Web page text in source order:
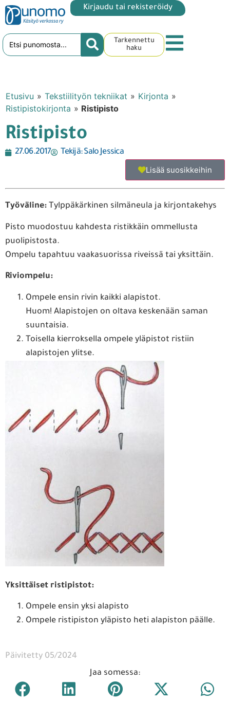
Kirjaudu tai rekisteröidy
Tarkennettu
haku
Etusivu » Tekstiilityön tekniikat » Kirjonta »
Ristipistokirjonta » Ristipisto
Ristipisto
27.06.2017 Tekijä:Salo Jessica
Lisää suosikkeihin
Työväline: Tylppäkärkinen silmäneula ja kirjontakehys
Pisto muodostuu kahdesta ristikkäin ommellusta
puolipistosta.
Ompelu tapahtuu vaakasuorissa riveissä tai yksittäin.
Riviompelu:
Ompele ensin rivin kaikki alapistot.
Huom! Alapistojen on oltava keskenään saman
suuntaisia.
Toisella kierroksella ompele yläpistot ristiin
alapistojen ylitse.
Yksittäiset ristipistot:
Ompele ensin yksi alapisto
Ompele ristipiston yläpisto heti alapiston päälle.
Päivitetty 05/2024
Jaa somessa: